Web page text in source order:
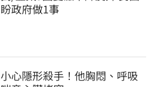
盼政府做1事
小心隱形殺手！他胸悶、呼吸